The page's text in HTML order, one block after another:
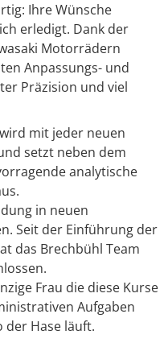
Ihre Wünsche
erledigt. Dank der
Motorrädern
Anpassungs- und
Präzision und viel
mit jeder neuen
setzt neben dem
analytische
in neuen
Seit der Einführung der
das Brechbühl Team
Frau die diese Kurse
Aufgaben
der Hase läuft.